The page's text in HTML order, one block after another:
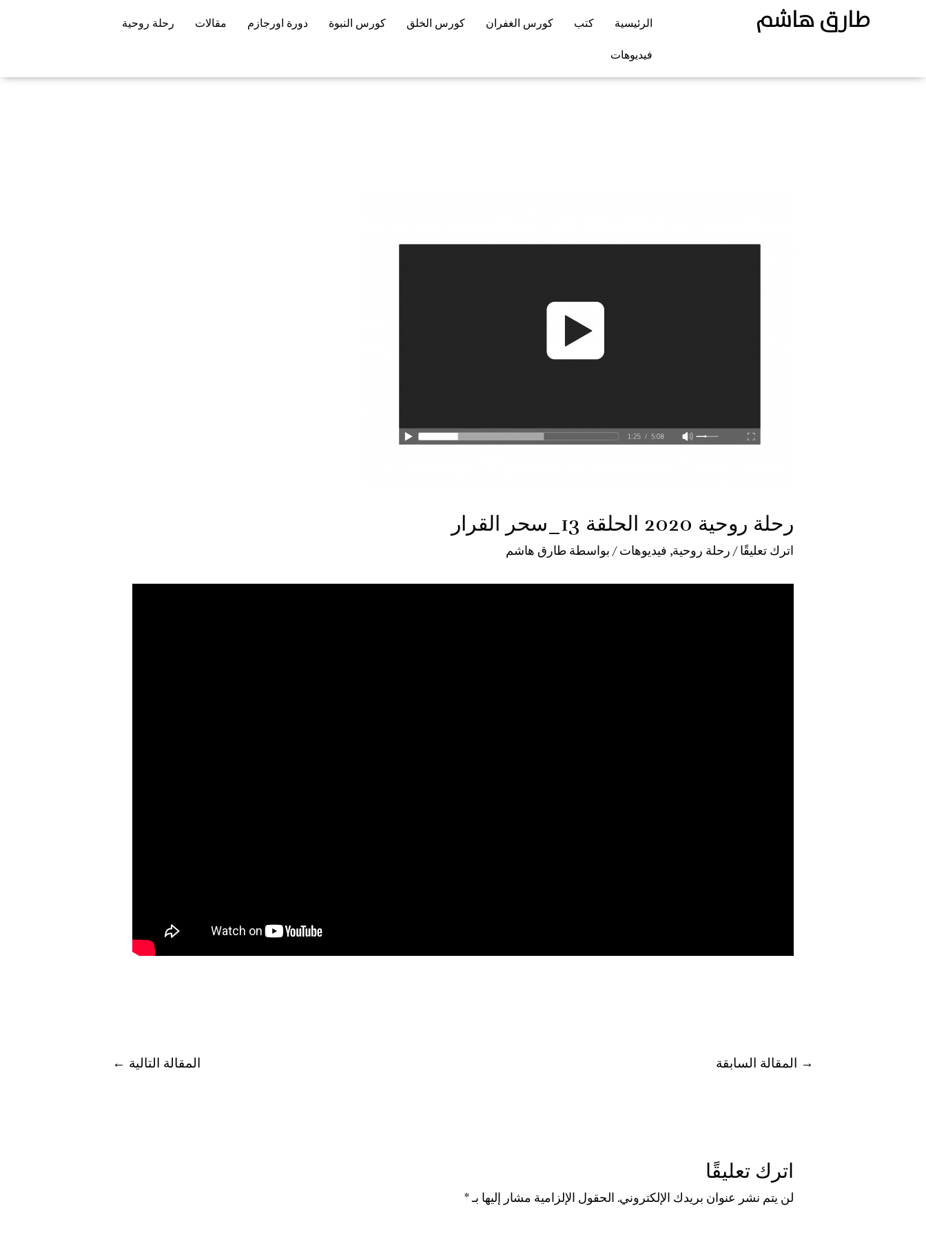
طارق هاشم الرئيسية كتب كورس الغفران كورس الخلق كورس النبوة دورة اورجازم مقالات رحلة روحية
فيديوهات
رحلة روحية 2020 الحلقة 13_سحر القرار
اترك تعليقًا / رحلة روحية, فيديوهات/ بواسطة طارق هاشم
→ المقالة السابقة المقالة التالية ←
اترك تعليقًا
لن يتم نشر عنوان بريدك الإلكتروني. الحقول الإلزامية مشار إليها بـ*